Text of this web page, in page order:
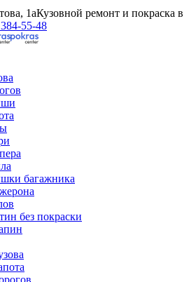
1аКузовной ремонт и покраска в
55-48
багажника
без покраски